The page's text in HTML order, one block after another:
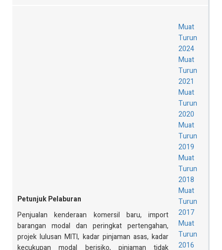
Petunjuk Pelaburan
Penjualan kenderaan komersil baru, import
barangan modal dan peringkat pertengahan,
projek lulusan MITI, kadar pinjaman asas, kadar
kecukupan modal berisiko, pinjaman tidak
Muat
Turun
2024
Muat
Turun
2021
Muat
Turun
2020
Muat
Turun
2019
Muat
Turun
2018
Muat
Turun
2017
Muat
Turun
2016